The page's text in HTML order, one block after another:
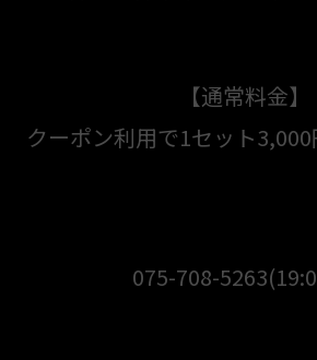
【通常料金】
クーポン利用で1セット3,000
075-708-5263